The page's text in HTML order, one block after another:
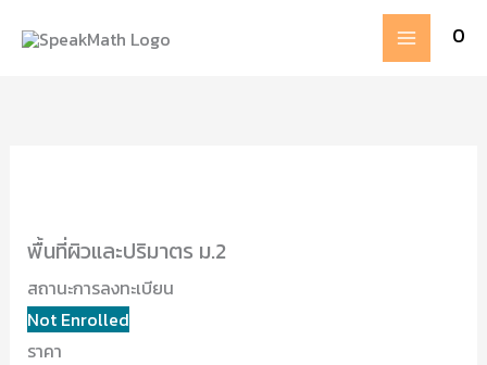
MAIN
MENU
0
พื้นที่ผิวและปริมาตร ม.2
สถานะการลงทะเบียน
Not Enrolled
ราคา